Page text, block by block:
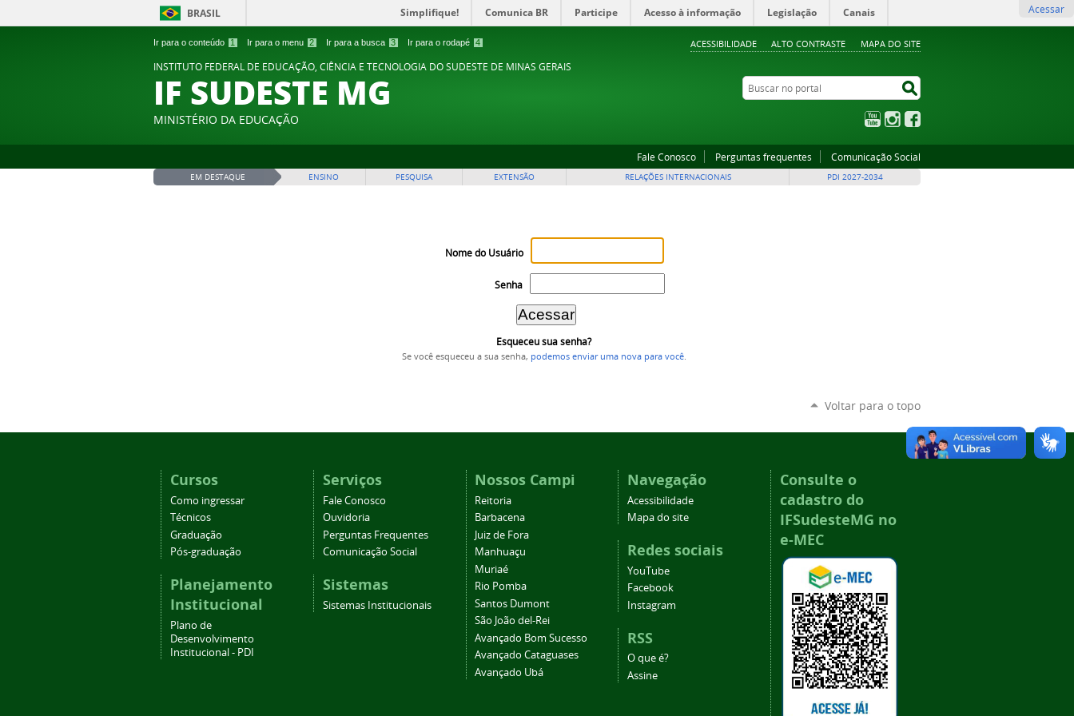
Ir para o conteúdo 1 Ir para o menu 2 Ir para a busca 3 Ir para o rodapé 4 ACESSIBILIDADE ALTO CONTRASTE MAPA DO SITE
BRASIL Simplifique! Comunica BR Participe Acesso à informação Legislação Canais Acessar
INSTITUTO FEDERAL DE EDUCAÇÃO, CIÊNCIA E TECNOLOGIA DO SUDESTE DE MINAS GERAIS
IF SUDESTE MG
MINISTÉRIO DA EDUCAÇÃO
Buscar no portal
YouTubeInstagram
Fale Conosco Perguntas frequentes Comunicação Social
EM DESTAQUE ENSINO PESQUISA EXTENSÃO RELAÇÕES INTERNACIONAIS PDI 2027-2034
Nome do Usuário
Senha
Esqueceu sua senha?
Se você esqueceu a sua senha, podemos enviar uma nova para você.
Voltar para o topo
Cursos
Como ingressar
Técnicos
Graduação
Pós-graduação
Planejamento
Institucional
Plano de
Desenvolvimento
Institucional - PDI
Serviços
Fale Conosco
Ouvidoria
Perguntas Frequentes
Comunicação Social
Sistemas
Sistemas Institucionais
Nossos Campi
Reitoria
Barbacena
Juiz de Fora
Manhuaçu
Muriaé
Rio Pomba
Santos Dumont
São João del-Rei
Avançado Bom Sucesso
Avançado Cataguases
Avançado Ubá
Navegação
Acessibilidade
Mapa do site
Redes sociais
YouTube
Facebook
Instagram
RSS
O que é?
Assine
Consulte o
cadastro do
IFSudesteMG no
e-MEC